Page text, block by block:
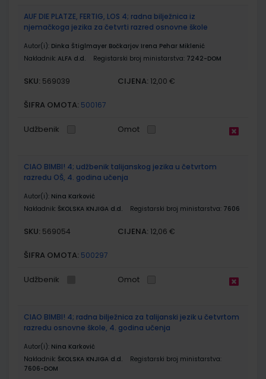
AUF DIE PLATZE, FERTIG, LOS 4; radna bilježnica iz
njemačkoga jezika za četvrti razred osnovne škole
Autor(i): Dinka Štiglmayer Bočkarjov Irena Pehar Miklenić
Nakladnik: ALFA d.d. Registarski broj ministarstva: 7242-DOM
SKU: 569039 CIJENA: 12,00 €
ŠIFRA OMOTA: 500167
Udžbenik Omot
CIAO BIMBI! 4; udžbenik talijanskog jezika u četvrtom
razredu OŠ, 4. godina učenja
Autor(i): Nina Karković
Nakladnik: ŠKOLSKA KNJIGA d.d. Registarski broj ministarstva: 7606
SKU: 569054 CIJENA: 12,06 €
ŠIFRA OMOTA: 500297
Udžbenik Omot
CIAO BIMBI! 4; radna bilježnica za talijanski jezik u četvrtom
razredu osnovne škole, 4. godina učenja
Autor(i): Nina Karković
Nakladnik: ŠKOLSKA KNJIGA d.d.
Registarski broj ministarstva:
7606-DOM